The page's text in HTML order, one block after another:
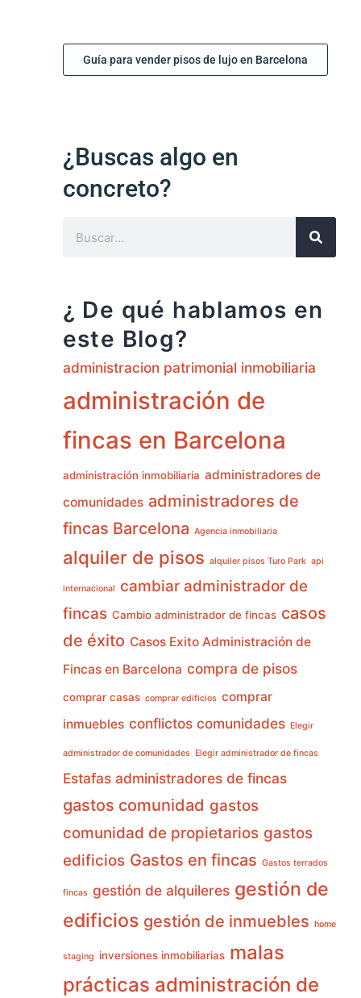
Guía para vender pisos de lujo en Barcelona
¿Buscas algo en
concreto?
¿ De qué hablamos en
este Blog?
administracion patrimonial inmobiliaria
administración de
fincas en Barcelona
administración inmobiliaria administradores de
comunidades administradores de
fincas Barcelona Agencia inmobiliaria
alquiler de pisos alquiler pisos Turo Park api
internacional
cambiar administrador de
fincas Cambio administrador de fincas casos
de éxito Casos Exito Administración de
Fincas en Barcelona compra de pisos
comprar casas comprar edificios comprar
inmuebles conflictos comunidades Elegir
administrador de comunidades Elegir administrador de fincas
Estafas administradores de fincas
gastos comunidad gastos
comunidad de propietarios gastos
edificios Gastos en fincas Gastos terrados
fincas gestión de alquileres gestión de
edificios gestión de inmuebles home
staging inversiones inmobiliarias malas
prácticas administración de